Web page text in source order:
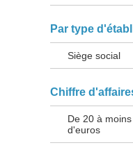
Par type
Siège social
Chiffre
De 20 à
d'euros